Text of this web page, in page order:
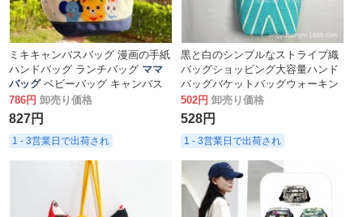
ミキキャンバスバッグ 漫画の手紙
ハンドバッグ ランチバッグ ママ
バッグベビーバッグ キャンバス
ポータブル 母親と赤ちゃんのバッ
グ 布バッグ
786円 卸売り価格
827円
1 - 3営業日で出荷され
黒と白のシンプルなストライプ織
バッグショッピング大容量ハンド
バッグバケットバッグウォーキン
グベビーママバッグ
502円 卸売り価格
528円
1 - 3営業日で出荷され